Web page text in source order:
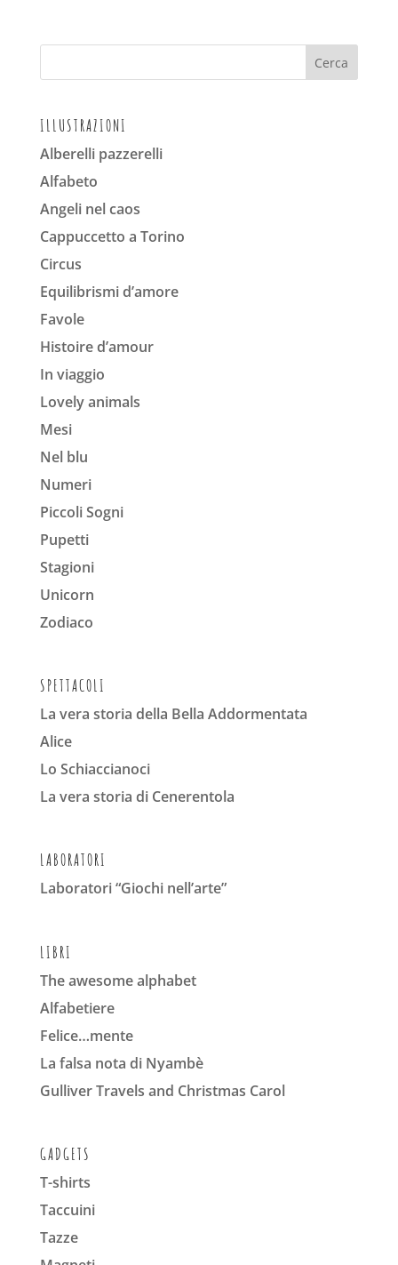
ILLUSTRAZIONI
Alberelli pazzerelli
Alfabeto
Angeli nel caos
Cappuccetto a Torino
Circus
Equilibrismi d’amore
Favole
Histoire d’amour
In viaggio
Lovely animals
Mesi
Nel blu
Numeri
Piccoli Sogni
Pupetti
Stagioni
Unicorn
Zodiaco
SPETTACOLI
La vera storia della Bella Addormentata
Alice
Lo Schiaccianoci
La vera storia di Cenerentola
LABORATORI
Laboratori “Giochi nell’arte”
LIBRI
The awesome alphabet
Alfabetiere
Felice…mente
La falsa nota di Nyambè
Gulliver Travels and Christmas Carol
GADGETS
T-shirts
Taccuini
Tazze